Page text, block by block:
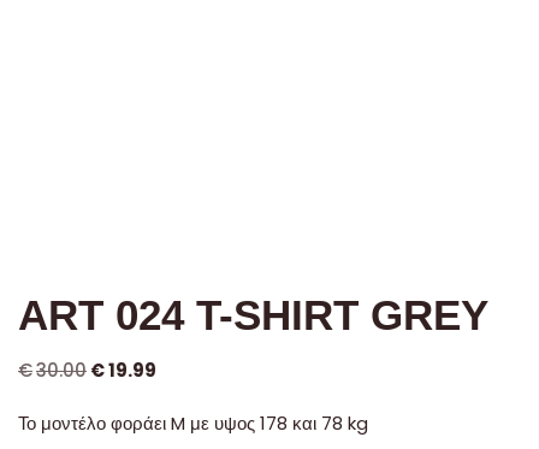
ART 024 T-SHIRT GREY
€30.00€19.99
Το μοντέλο φοράει M με υψος 178 και 78 kg